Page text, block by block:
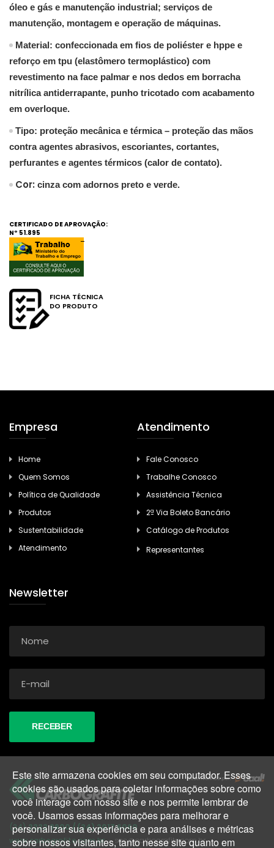
óleo e gás e manutenção industrial; serviços de
manutenção, montagem e operação de máquinas.
Material: confeccionada em fios de poliéster e hppe e
reforço em tpu (elastômero termoplástico) com
revestimento na face palmar e nos dedos em borracha
nitrílica antiderrapante, punho tricotado com acabamento
em overloque.
Tipo: proteção mecânica e térmica – proteção das mãos
contra agentes abrasivos, escoriantes, cortantes,
perfurantes e agentes térmicos (calor de contato).
Cor: cinza com adornos preto e verde.
CERTIFICADO DE APROVAÇÃO:
Nº 51.895
FICHA TÉCNICA
DO PRODUTO
Este site armazena cookies em seu computador. Esses
cookies são usados para coletar informações sobre como
você interage com nosso site e nos permite lembrar de
você. Usamos essas informações para melhorar e
personalizar sua experiência e para análises e métricas
sobre nossos visitantes, tanto nesse site quanto em
Empresa
Home
Quem Somos
Política de Qualidade
Produtos
Sustentabilidade
Atendimento
Atendimento
Fale Conosco
Trabalhe Conosco
Assistência Técnica
2ª Via Boleto Bancário
Catálogo de Produtos
Representantes
Newsletter
(24)2222 9900 / (24) 2017 6060
www.carbografite.com.br - sac@carbografite.com.br